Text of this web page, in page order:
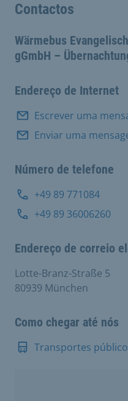
Contactos
Wärmebus
gGmbH –
Endereço de Internet
Escrever uma
Enviar uma
Número de telefone
+49 89 771084
+49 89 36006260
Endereço de correio
Lotte-Branz-Straße 5
80939 München
Como chegar até nós
Transportes